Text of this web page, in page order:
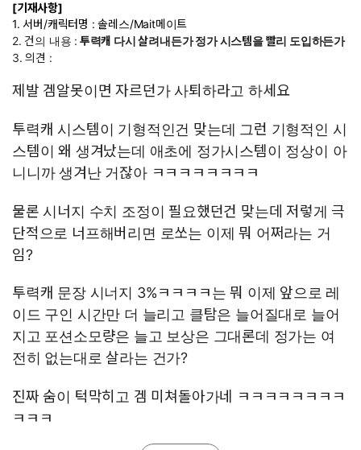
[기재사항]
1. 서버/캐릭터명 : 솔레스/Mait메이트
2. 건의 내용 : 투력캐 다시 살려내든가 정가 시스템을 빨리 도입하든가
3. 의견 :
제발 겜알못이면 자르던가 사퇴하라고 하세요
투력캐 시스템이 기형적인건 맞는데 그런 기형적인 시
스템이 왜 생겨났는데 애초에 정가시스템이 정상이 아
니니까 생겨난 거잖아 ㅋㅋㅋㅋㅋㅋㅋㅋ
물론 시너지 수치 조정이 필요했던건 맞는데 저렇게 극
단적으로 너프해버리면 로쏘는 이제 뭐 어쩌라는 거
임?
투력캐 문장 시너지 3%ㅋㅋㅋㅋ는 뭐 이제 앞으로 레
이드 구인 시간만 더 늘리고 클탐은 늘어질대로 늘어
지고 포션소모량은 늘고 보상은 그대론데 정가는 여
전히 없는대로 살라는 건가?
진짜 숨이 턱막히고 겜 미쳐돌아가네 ㅋㅋㅋㅋㅋㅋㅋㅋ
ㅋㅋㅋ